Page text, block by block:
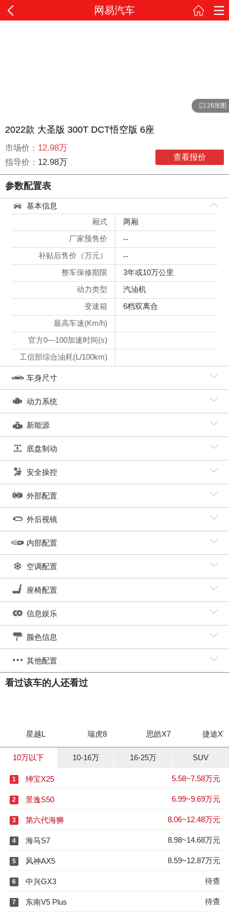
网易汽车
26张图
2022款 大圣版 300T DCT悟空版 6座
市场价： 12.98万
指导价： 12.98万
查看报价
参数配置表
基本信息
厢式
两厢
厂家预售价
--
补贴后售价（万元）
--
整车保修期限
3年或10万公里
动力类型
汽油机
变速箱
6档双离合
最高车速(Km/h)
官方0—100加速时间(s)
工信部综合油耗(L/100km)
车身尺寸
动力系统
新能源
底盘制动
安全操控
外部配置
外后视镜
内部配置
空调配置
座椅配置
信息娱乐
颜色信息
其他配置
看过该车的人还看过
星越L 瑞虎8 思皓X7 捷途
10万以下 10-16万 16-25万 SUV
1 绅宝X25 5.58~7.58万元
2 景逸S50 6.99~9.69万元
3 第六代海狮 8.06~12.48万元
4 海马S7 8.98~14.68万元
5 风神AX5 8.59~12.87万元
6 中兴GX3 待查
7 东南V5 Plus 待查